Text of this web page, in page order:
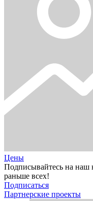
Цены
Подписывайтесь на наш
раньше всех!
Подписаться
Партнерские проекты